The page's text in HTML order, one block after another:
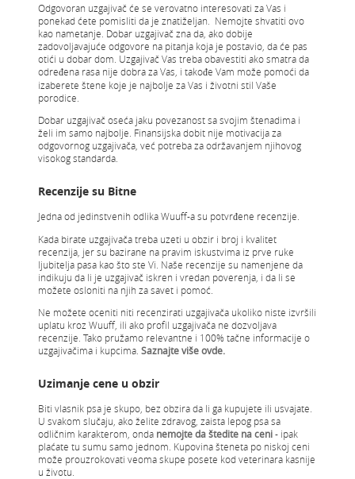
Odgovoran uzgajivač će se verovatno interesovati za Vas i
ponekad ćete pomisliti da je znatiželjan. Nemojte shvatiti ovo
kao nametanje. Dobar uzgajivač zna da, ako dobije
zadovoljavajuće odgovore na pitanja koja je postavio, da će pas
otići u dobar dom. Uzgajivač Vas treba obavestiti ako smatra da
određena rasa nije dobra za Vas, i takođe Vam može pomoći da
izaberete štene koje je najbolje za Vas i životni stil Vaše
porodice.
Dobar uzgajivač oseća jaku povezanost sa svojim štenadima i
želi im samo najbolje. Finansijska dobit nije motivacija za
odgovornog uzgajivača, već potreba za održavanjem njihovog
visokog standarda.
Recenzije su Bitne
Jedna od jedinstvenih odlika Wuuff-a su potvrđene recenzije.
Kada birate uzgajivača treba uzeti u obzir i broj i kvalitet
recenzija, jer su bazirane na pravim iskustvima iz prve ruke
ljubitelja pasa kao što ste Vi. Naše recenzije su namenjene da
indikuju da li je uzgajivač iskren i vredan poverenja, i da li se
možete osloniti na njih za savet i pomoć.
Ne možete oceniti niti recenzirati uzgajivača ukoliko niste izvršili
uplatu kroz Wuuff, ili ako profil uzgajivača ne dozvoljava
recenzije. Tako pružamo relevantne i 100% tačne informacije o
uzgajivačima i kupcima. Saznajte više ovde.
Uzimanje cene u obzir
Biti vlasnik psa je skupo, bez obzira da li ga kupujete ili usvajate.
U svakom slučaju, ako želite zdravog, zaista lepog psa sa
odličnim karakterom, onda nemojte da štedite na ceni- ipak
plaćate tu sumu samo jednom. Kupovina šteneta po niskoj ceni
može prouzrokovati veoma skupe posete kod veterinara kasnije
u životu.